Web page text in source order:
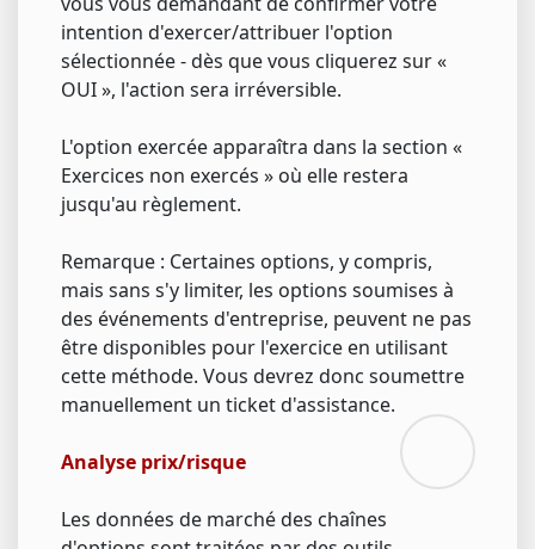
intention d'exercer/attribuer l'option
sélectionnée - dès que vous cliquerez sur «
OUI », l'action sera irréversible.
L'option exercée apparaîtra dans la section «
Exercices non exercés » où elle restera
jusqu'au règlement.
Remarque : Certaines options, y compris,
mais sans s'y limiter, les options soumises à
des événements d'entreprise, peuvent ne pas
être disponibles pour l'exercice en utilisant
cette méthode. Vous devrez donc soumettre
manuellement un ticket d'assistance.
Analyse prix/risque
Les données de marché des chaînes